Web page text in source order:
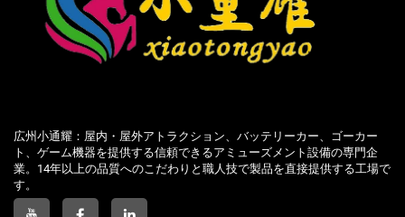
広州小通耀：屋内・屋外アトラクション、バッテリーカー、ゴーカー
ト、ゲーム機器を提供する信頼できるアミューズメント設備の専門企
業。14年以上の品質へのこだわりと職人技で製品を直接提供する工場で
す。